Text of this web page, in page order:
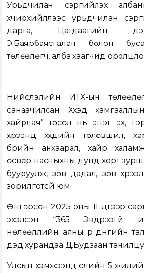
Урьдчилан сэргийлэх
хүчирхийллээс урьдчилан
дарга, Цагдаагийн
Э.Баярбаясгалан болон
төлөөлөгч, алба хаагчид
Нийслэлийн ИТХ-ын
санаачилсан Хүүхэд
хайрлая” төсөл нь эцэг эх,
хүрээнд хүүхдийн төлөвшил,
бүрийн анхаарал, хайр
өсвөр насныхны дунд хорт
бууруулж, зөв дадал, зөв
зорилготой юм.
Өнгөрсөн 2025 оны 11 дүгээр
эхэлсэн “365 Эвдрээгүй
нөлөөллийн аяны үр дүнгийн
дэд хурандаа Д.Будзаан
Улсын хэмжээнд сүүлийн 5